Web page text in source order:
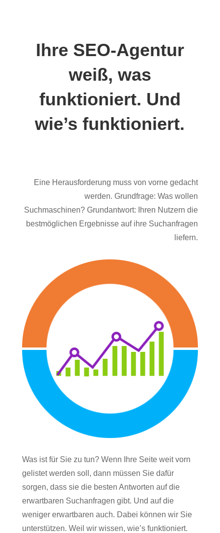
Ihre SEO-Agentur
weiß, was
funktioniert. Und
wie’s funktioniert.
Eine Herausforderung muss von vorne gedacht
werden. Grundfrage: Was wollen
Suchmaschinen? Grundantwort: Ihren Nutzern die
bestmöglichen Ergebnisse auf ihre Suchanfragen
liefern.
Was ist für Sie zu tun? Wenn Ihre Seite weit vorn
gelistet werden soll, dann müssen Sie dafür
sorgen, dass sie die besten Antworten auf die
erwartbaren Suchanfragen gibt. Und auf die
weniger erwartbaren auch. Dabei können wir Sie
unterstützen. Weil wir wissen, wie’s funktioniert.